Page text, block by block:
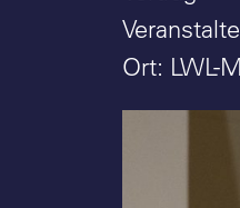
Ort: LWL-